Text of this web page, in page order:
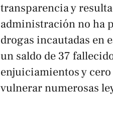
transparencia y
administración no ha
drogas incautadas en
un saldo de 37
enjuiciamientos y
vulnerar numerosas